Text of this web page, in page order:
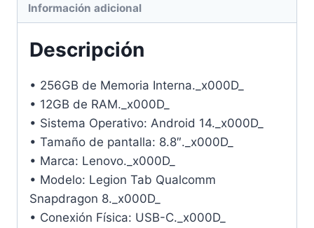
Información adicional
Descripción
• 256GB de Memoria Interna._x000D_
• 12GB de RAM._x000D_
• Sistema Operativo: Android 14._x000D_
• Tamaño de pantalla: 8.8″._x000D_
• Marca: Lenovo._x000D_
• Modelo: Legion Tab Qualcomm
Snapdragon 8._x000D_
• Conexión Física: USB-C._x000D_